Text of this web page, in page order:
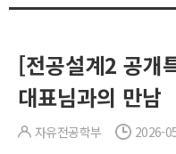
[전공설계2 공개
대표님과의 만남
자유전공학부 2026-